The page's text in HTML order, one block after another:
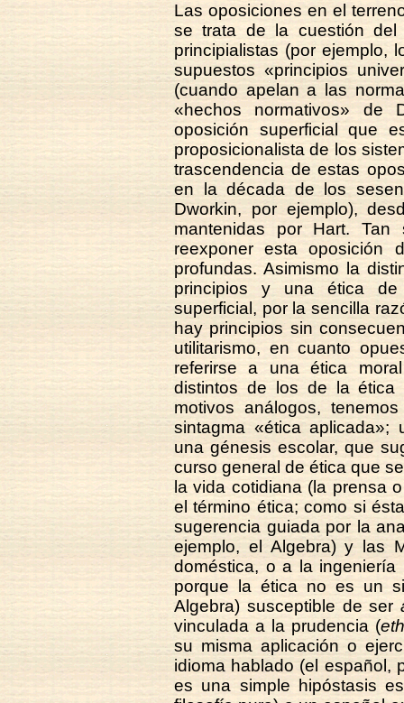
Las oposiciones en el
se trata de la cuestión del
principialistas (por ejemplo,
supuestos «principios
(cuando apelan a las
«hechos normativos» de
oposición superficial que
proposicionalista de los
trascendencia de estas
en la década de los
Dworkin, por ejemplo),
mantenidas por Hart.
reexponer esta oposición
profundas. Asimismo la
principios y una ética de
superficial, por la sencilla
hay principios sin
utilitarismo, en cuanto
referirse a una ética
distintos de los de la ética
motivos análogos,
sintagma «ética aplicada»;
una génesis escolar, que
curso general de ética que
la vida cotidiana (la prensa
el término ética; como si
sugerencia guiada por la
ejemplo, el Algebra) y las
doméstica, o a la
porque la ética no es un
Algebra) susceptible de ser
vinculada a la prudencia (
su misma aplicación o
idioma hablado (el español,
es una simple hipóstasis